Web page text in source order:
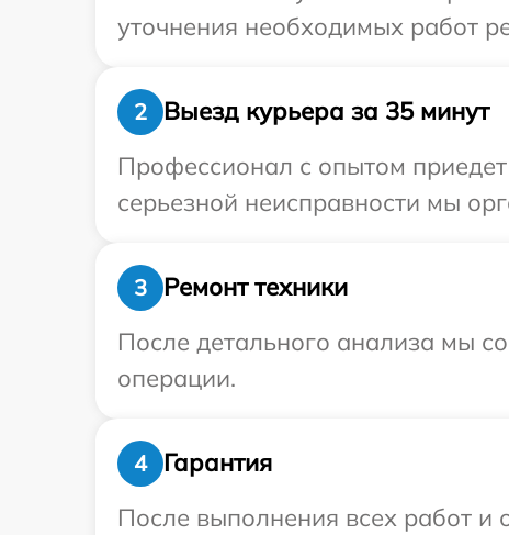
уточнения необходимых работ
2
Выезд курьера за 35 минут
Профессионал с опытом
серьезной неисправности мы
3
Ремонт техники
После детального анализа мы
операции.
4
Гарантия
После выполнения всех работ и